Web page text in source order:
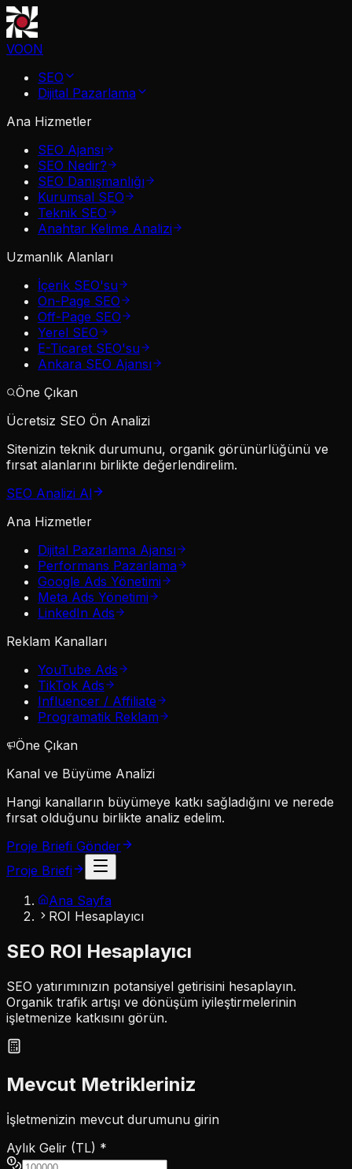
VOON
SEO
Dijital Pazarlama
Ana Hizmetler
SEO Ajansı
SEO Nedir?
SEO Danışmanlığı
Kurumsal SEO
Teknik SEO
Anahtar Kelime Analizi
Uzmanlık Alanları
İçerik SEO'su
On-Page SEO
Off-Page SEO
Yerel SEO
E-Ticaret SEO'su
Ankara SEO Ajansı
Öne Çıkan
Ücretsiz SEO Ön Analizi
Sitenizin teknik durumunu, organik görünürlüğünü ve
fırsat alanlarını birlikte değerlendirelim.
SEO Analizi Al
Ana Hizmetler
Dijital Pazarlama Ajansı
Performans Pazarlama
Google Ads Yönetimi
Meta Ads Yönetimi
LinkedIn Ads
Reklam Kanalları
YouTube Ads
TikTok Ads
Influencer / Affiliate
Programatik Reklam
Öne Çıkan
Kanal ve Büyüme Analizi
Hangi kanalların büyümeye katkı sağladığını ve nerede
fırsat olduğunu birlikte analiz edelim.
Proje Briefi Gönder
Proje Briefi
Ana Sayfa
ROI Hesaplayıcı
SEO ROI Hesaplayıcı
SEO yatırımınızın potansiyel getirisini hesaplayın.
Organik trafik artışı ve dönüşüm iyileştirmelerinin
işletmenize katkısını görün.
Mevcut Metrikleriniz
İşletmenizin mevcut durumunu girin
Aylık Gelir (TL) *